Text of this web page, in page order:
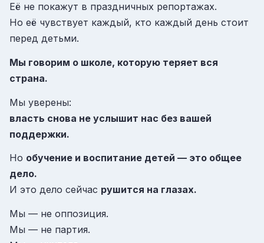
Её не покажут в праздничных репортажах.
Но её чувствует каждый, кто каждый день стоит
перед детьми.
Мы говорим о школе, которую теряет вся
страна.
Мы уверены:
власть снова не услышит нас без вашей
поддержки.
Но обучение и воспитание детей — это общее
дело.
И это дело сейчас рушится на глазах.
Мы — не оппозиция.
Мы — не партия.